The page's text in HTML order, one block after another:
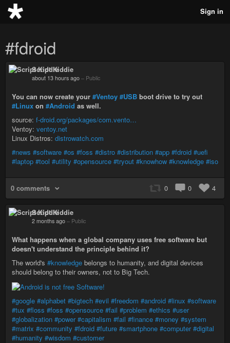
Sign in
#fdroid
Script Kiddie
about 13 hours ago – Public
You can now create your #Ventoy #USB boot drive to try out
#Linux on #Android as well.
source: f-droid.org/packages/com.vento…
Ventoy: ventoy.net
Linux Distros: distrowatch.com
#news #software #os #foss #distro #distribution #app #fdroid #uefi
#laptop #tool #utility #opensource #tryout #knowhow #knowledge #iso
0 comments 0 0 4
Script Kiddie
2 months ago – Public
What happens when a global company uses free software but
doesn't understand the principle behind it?
The world's #knowledge belongs to humanity, and digital devices
should belong to their owners, not to Big Tech.
#google #alphabet #bigtech #evil #freedom #android #linux #software
#tux #floss #foss #opensource #fail #problem #ethics #user
#globalization #power #capitalism #fail #finance #money #system
#matrix #community #fdroid #future #smartphone #computer #digital
#humanity #wisdom #customer